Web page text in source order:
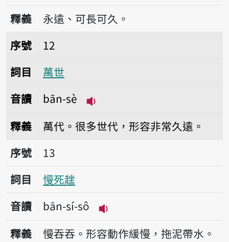
播放音讀bān-nî-kiú-
釋義
永遠、可長可久。
序號12萬世
序號
12
詞目
萬世
音讀
bān-sè
釋義
萬代。很多世代，形容非常久遠。
序號13慢死趖
序號
13
詞目
慢死趖
音讀
bān-sí-sô
播放音讀bān-sí-sô
釋義
慢吞吞。形容動作緩慢，拖泥帶水。